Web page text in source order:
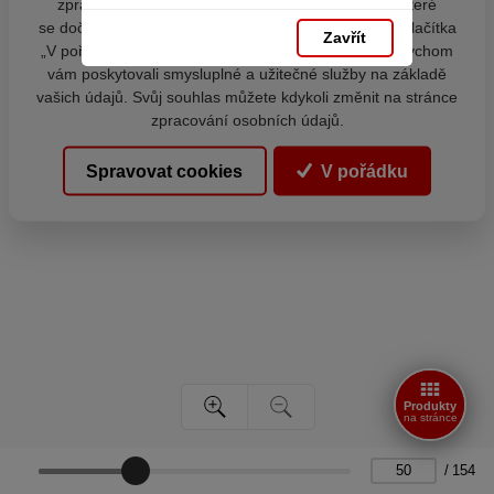
Zavřít
/ 154
Produkty
na stránce
zpracováním souborů cookies - malých souborů, které
se dočasně ukládají ve vašem prohlížeči. Stisknutím tlačítka
„V pořádku“ souhlasíte s nastavením cookies tak, abychom
vám poskytovali smysluplné a užitečné služby na základě
vašich údajů. Svůj souhlas můžete kdykoli změnit na stránce
zpracování osobních údajů.
Spravovat cookies V pořádku